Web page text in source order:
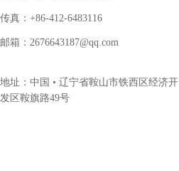
传真： +86-412-6483116
邮箱：2676643187@qq.com
地址：中国 • 辽宁省鞍山市铁西区经济开
发区鞍旗路49号